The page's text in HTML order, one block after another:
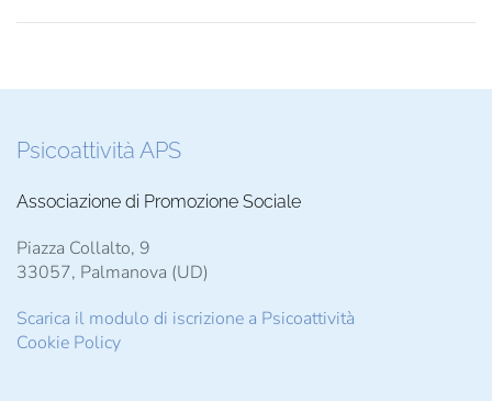
Psicoattività APS
Associazione di Promozione Sociale
Piazza Collalto, 9
33057, Palmanova (UD)
Scarica il modulo di iscrizione a Psicoattività
Cookie Policy